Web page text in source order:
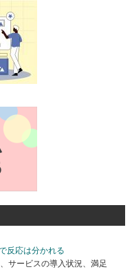
反応は分かれる
サービスの導入状況、満足